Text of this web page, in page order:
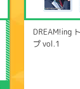
DREAM!ing
プ vol.1